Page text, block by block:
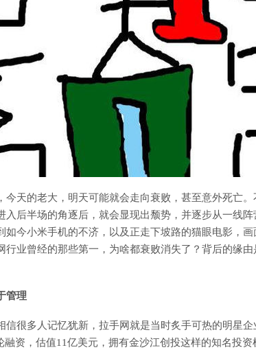
今天的老大，明天可能就会走向衰败，甚至意外死亡
入后半场的角逐后，就会显现出颓势，并逐步从一线
如今小米手机的不济，以及正走下坡路的猫眼电影，
行业曾经的那些第一，为啥都衰败消失了？背后的缘
管理
信很多人记忆犹新，拉手网就是当时炙手可热的明星企
融资，估值11亿美元，拥有金沙江创投这样的知名投